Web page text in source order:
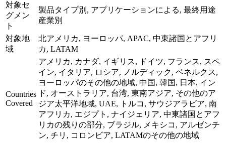
対象セ
グメン
ト
製品タイプ別, アプリケーションによる, 最終用途
産業別
対象地
域
北アメリカ, ヨーロッパ, APAC, 中東諸国とアフリ
カ, LATAM
Countries
Covered
アメリカ, カナダ, イギリス, ドイツ, フランス, スペ
イン, イタリア, ロシア, ノルディック, ベネルクス,
ヨーロッパのその他の地域, 中国, 韓国, 日本, イン
ド, オーストラリア, 台湾, 東南アジア, その他のア
ジア太平洋地域, UAE, トルコ, サウジアラビア, 南
アフリカ, エジプト, ナイジェリア, 中東諸国とアフ
リカの残りの部分, ブラジル, メキシコ, アルゼンチ
ン, チリ, コロンビア, LATAMのその他の地域